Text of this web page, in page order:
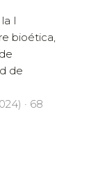
I
bioética,
de
· 68